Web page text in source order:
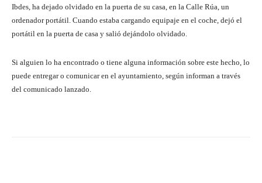
Ibdes, ha dejado olvidado en la puerta de su casa, en la Calle Rúa, un
ordenador portátil. Cuando estaba cargando equipaje en el coche, dejó el
portátil en la puerta de casa y salió dejándolo olvidado.
Si alguien lo ha encontrado o tiene alguna información sobre este hecho, lo
puede entregar o comunicar en el ayuntamiento, según informan a través
del comunicado lanzado.